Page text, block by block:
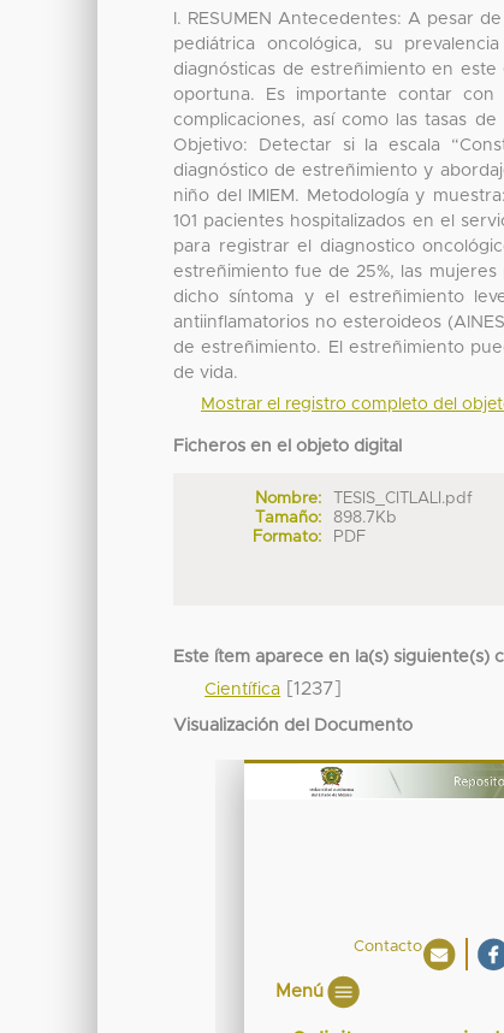
I. RESUMEN Antecedentes: A pesar
pediátrica oncológica, su
diagnósticas de estreñimiento en
oportuna. Es importante contar con
complicaciones, así como las tasas
Objetivo: Detectar si la escala
diagnóstico de estreñimiento y
niño del IMIEM. Metodología y
101 pacientes hospitalizados en el
para registrar el diagnostico
estreñimiento fue de 25%, las
dicho síntoma y el estreñimiento
antiinflamatorios no esteroideos
de estreñimiento. El estreñimiento
de vida.
Mostrar el registro completo del
Ficheros en el objeto digital
Nombre:
TESIS_CITLALI.pdf
Tamaño:
898.7Kb
Formato:
PDF
Este ítem aparece en la(s) siguiente(s)
Científica [1237]
Visualización del Documento